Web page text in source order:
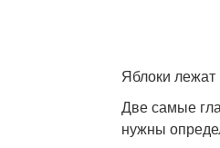
Яблоки
Две самые
нужны